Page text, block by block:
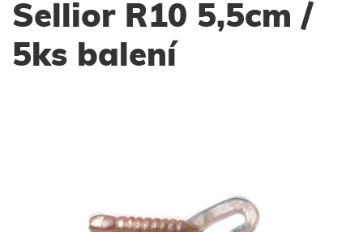
Sellior R10 5,5cm /
5ks balení